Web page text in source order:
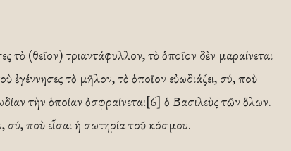
τὸ (θεῖον) τριαντάφυλλον, τὸ ὁποῖον δὲν μαραίνεται
τὸ μῆλον, τὸ ὁποῖον εὐωδιάζει, σύ, ποὺ
τὴν ὁποίαν ὀσφραίνεται[6] ὁ Βασιλεὺς τῶν ὅλων.
σύ, ποὺ εἶσαι ἡ σωτηρία τοῦ κόσμου.